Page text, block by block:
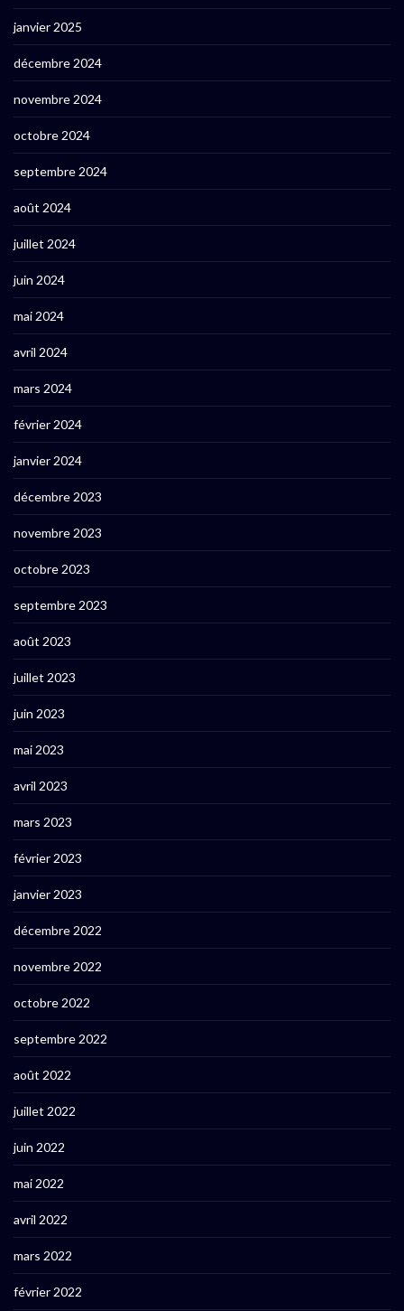
janvier 2025
décembre 2024
novembre 2024
octobre 2024
septembre 2024
août 2024
juillet 2024
juin 2024
mai 2024
avril 2024
mars 2024
février 2024
janvier 2024
décembre 2023
novembre 2023
octobre 2023
septembre 2023
août 2023
juillet 2023
juin 2023
mai 2023
avril 2023
mars 2023
février 2023
janvier 2023
décembre 2022
novembre 2022
octobre 2022
septembre 2022
août 2022
juillet 2022
juin 2022
mai 2022
avril 2022
mars 2022
février 2022